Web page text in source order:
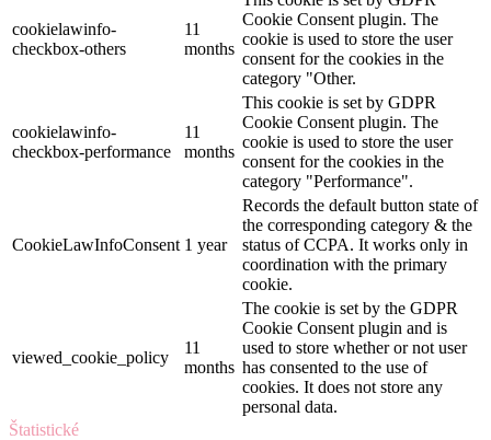
cookielawinfo-
checkbox-others
11
months
Cookie Consent plugin. The
cookie is used to store the user
consent for the cookies in the
category "Other.
cookielawinfo-
checkbox-performance
11
months
This cookie is set by GDPR
Cookie Consent plugin. The
cookie is used to store the user
consent for the cookies in the
category "Performance".
CookieLawInfoConsent 1 year
Records the default button state of
the corresponding category & the
status of CCPA. It works only in
coordination with the primary
cookie.
viewed_cookie_policy
11
months
The cookie is set by the GDPR
Cookie Consent plugin and is
used to store whether or not user
has consented to the use of
cookies. It does not store any
personal data.
Štatistické